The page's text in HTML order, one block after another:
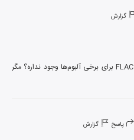
گزارش
پاسخ گزارش